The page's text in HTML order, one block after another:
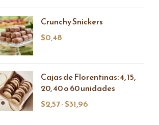
Crunchy Snickers
$0,48
Cajas de Florentinas: 4, 15,
20, 40 o 60 unidades
$2,57-$31,96